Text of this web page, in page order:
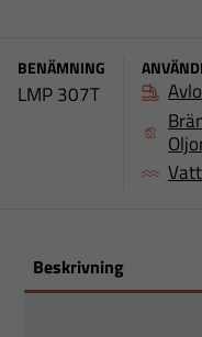
BENÄMNING
LMP 307T
Beskrivning